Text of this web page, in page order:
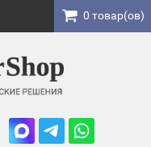
0 товар(ов)